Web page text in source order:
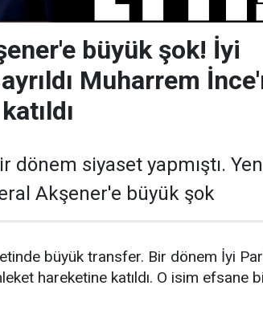
büyük şok! İyi
Muharrem
dönem siyaset yapmıştı.
Akşener'e büyük şok
büyük transfer. Bir dönem İyi
hareketine katıldı. O isim efsane